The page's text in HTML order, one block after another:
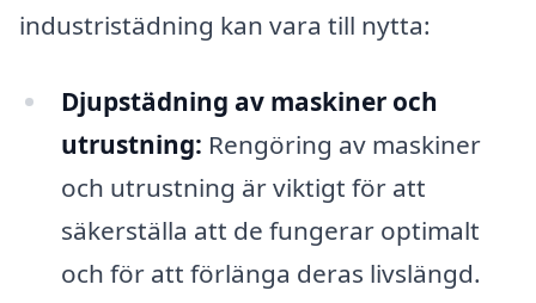
industristädning kan vara till nytta:
Djupstädning av maskiner och
utrustning: Rengöring av maskiner
och utrustning är viktigt för att
säkerställa att de fungerar optimalt
och för att förlänga deras livslängd.